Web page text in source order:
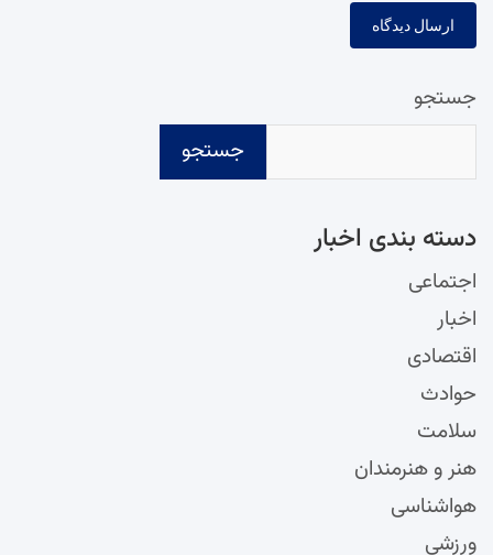
جستجو
جستجو
دسته‌ بندی اخبار
اجتماعی
اخبار
اقتصادی
حوادث
سلامت
هنر و هنرمندان
هواشناسی
ورزشی